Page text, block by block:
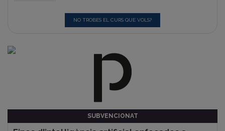
NO TROBES EL CURS QUE VOLS?
SUBVENCIONAT